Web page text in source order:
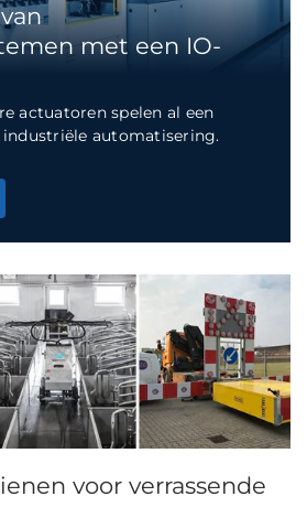
met een IO-
actuatoren spelen al een
automatisering.
voor verrassende